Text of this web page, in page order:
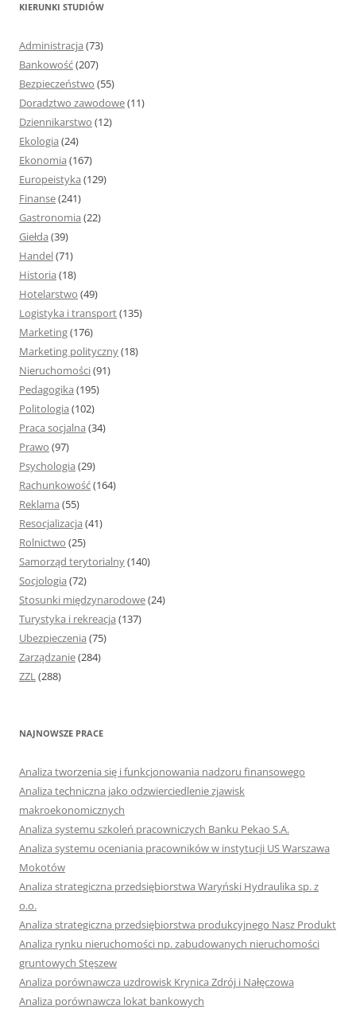
KIERUNKI STUDIÓW
Administracja (73)
Bankowość(207)
Bezpieczeństwo (55)
Doradztwo zawodowe(11)
Dziennikarstwo (12)
Ekologia (24)
Ekonomia (167)
Europeistyka (129)
Finanse(241)
Gastronomia (22)
Giełda (39)
Handel(71)
Historia (18)
Hotelarstwo (49)
Logistyka i transport(135)
Marketing(176)
Marketing polityczny(18)
Nieruchomości(91)
Pedagogika (195)
Politologia (102)
Praca socjalna (34)
Prawo (97)
Psychologia (29)
Rachunkowość(164)
Reklama (55)
Resocjalizacja (41)
Rolnictwo (25)
Samorząd terytorialny(140)
Socjologia (72)
Stosunki międzynarodowe(24)
Turystyka i rekreacja (137)
Ubezpieczenia (75)
Zarządzanie(284)
ZZL(288)
NAJNOWSZE PRACE
Analiza tworzenia się i funkcjonowania nadzoru finansowego
Analiza techniczna jako odzwierciedlenie zjawisk
makroekonomicznych
Analiza systemu szkoleń pracowniczych Banku Pekao S.A.
Analiza systemu oceniania pracowników w instytucji US Warszawa
Mokotów
Analiza strategiczna przedsiębiorstwa Waryński Hydraulika sp. z
o.o.
Analiza strategiczna przedsiębiorstwa produkcyjnego Nasz Produkt
Analiza rynku nieruchomości np. zabudowanych nieruchomości
gruntowych Stęszew
Analiza porównawcza uzdrowisk Krynica Zdrój i Nałęczowa
Analiza porównawcza lokat bankowych